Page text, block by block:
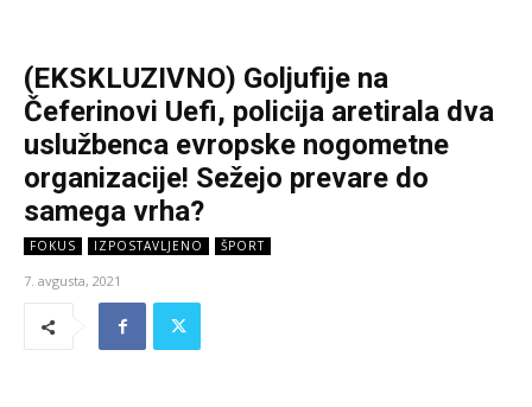
(EKSKLUZIVNO) Goljufije na
Čeferinovi Uefi, policija aretirala dva
uslužbenca evropske nogometne
organizacije! Sežejo prevare do
samega vrha?
FOKUS IZPOSTAVLJENO ŠPORT
7. avgusta, 2021